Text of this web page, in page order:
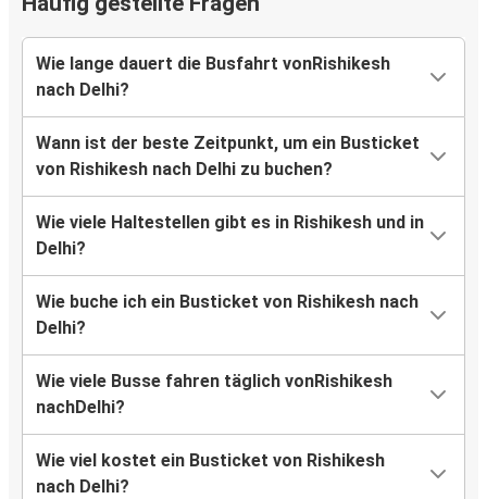
Wie lange dauert die Busfahrt vonRishikesh
nach Delhi?
Wann ist der beste Zeitpunkt, um ein Busticket
von Rishikesh nach Delhi zu buchen?
Wie viele Haltestellen gibt es in Rishikesh und in
Delhi?
Wie buche ich ein Busticket von Rishikesh nach
Delhi?
Wie viele Busse fahren täglich vonRishikesh
nachDelhi?
Wie viel kostet ein Busticket von Rishikesh
nach Delhi?